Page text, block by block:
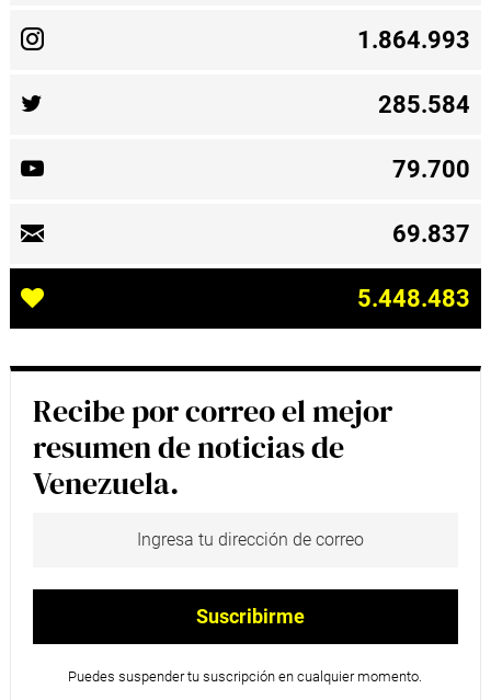
1.864.993
285.584
79.700
69.837
5.448.483
Recibe por correo el mejor
resumen de noticias de
Venezuela.
Puedes suspender tu suscripción en cualquier momento.